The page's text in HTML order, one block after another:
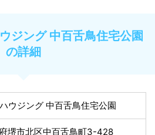
ジング 中百舌鳥住宅公園
の詳細
ウジング 中百舌鳥住宅公園
堺市北区中百舌鳥町3-428